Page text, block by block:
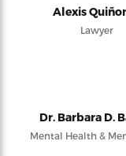
Alexis
Lawyer
Dr. Barbara D.
Mental Health &